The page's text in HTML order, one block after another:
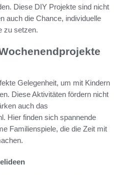
Diese DIY Projekte sind nicht
auch die Chance, individuelle
zu setzen.
Gelegenheit, um mit Kindern
Diese Aktivitäten fördern nicht
auch das
Hier finden sich spannende
Familienspiele, die die Zeit mit